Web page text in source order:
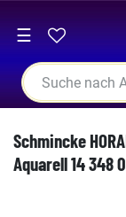
☰
Schmincke
Aquarell 14 348